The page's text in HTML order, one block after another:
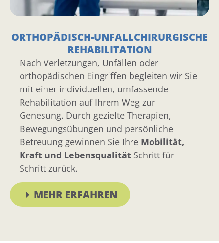
ORTHOPÄDISCH-UNFALLCHIRURGISCHE
REHABILITATION
Nach Verletzungen, Unfällen oder
orthopädischen Eingriffen begleiten wir Sie
mit einer individuellen, umfassende
Rehabilitation auf Ihrem Weg zur
Genesung. Durch gezielte Therapien,
Bewegungsübungen und persönliche
Betreuung gewinnen Sie Ihre Mobilität,
Kraft und Lebensqualität Schritt für
Schritt zurück.
MEHR ERFAHREN